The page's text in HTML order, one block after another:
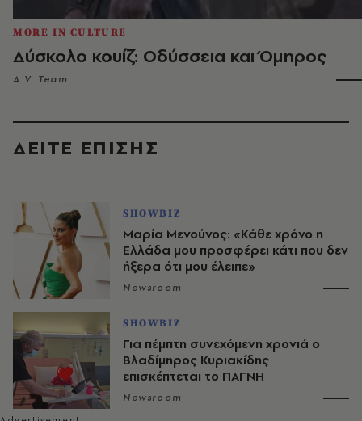
MORE IN CULTURE
Δύσκολο κουίζ: Οδύσσεια και Όμηρος
A.V. Team
ΔΕΙΤΕ ΕΠΙΣΗΣ
SHOWBIZ
Μαρία Μενούνος: «Κάθε χρόνο η
Ελλάδα μου προσφέρει κάτι που δεν
ήξερα ότι μου έλειπε»
Newsroom
SHOWBIZ
Για πέμπτη συνεχόμενη χρονιά ο
Βλαδίμηρος Κυριακίδης
επισκέπτεται το ΠΑΓΝΗ
Newsroom